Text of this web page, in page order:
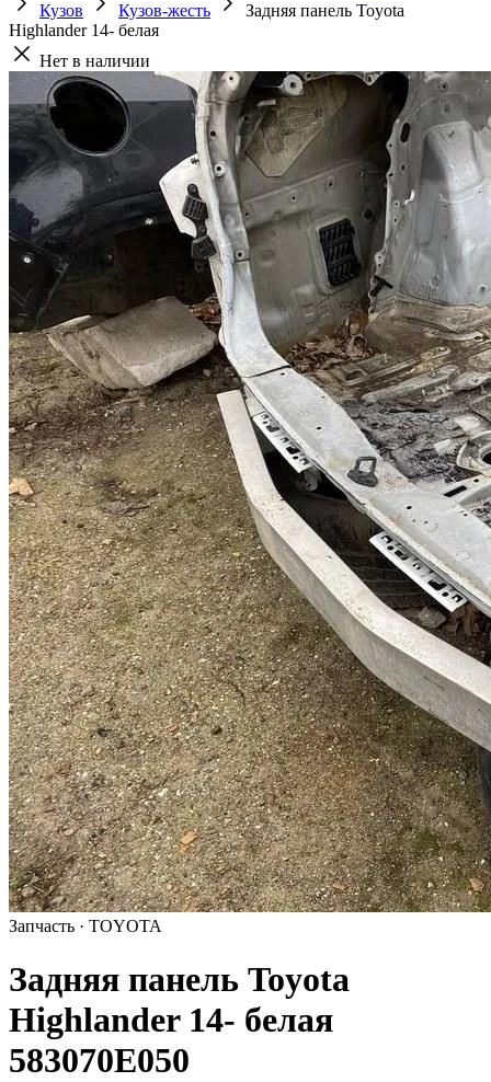
Кузов
Кузов-жесть
Задняя панель Toyota
Highlander 14- белая
Нет в наличии
Запчасть · TOYOTA
Задняя панель Toyota
Highlander 14- белая
583070E050